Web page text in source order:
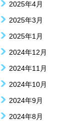
2025年4月
2025年3月
2025年1月
2024年12月
2024年11月
2024年10月
2024年9月
2024年8月